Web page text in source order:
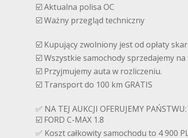
☑️ Aktualna polisa OC
☑️ Ważny przegląd techniczny
☑️ Kupujący zwolniony jest od opłaty
☑️ Wszystkie samochody sprzedajemy
☑️ Przyjmujemy auta w rozliczeniu.
☑️ Transport do 100 km GRATIS
✅ NA TEJ AUKCJI OFERUJEMY PAŃSTWU:
☑️ FORD C-MAX 1.8
✅ Koszt całkowity samochodu to 4 900